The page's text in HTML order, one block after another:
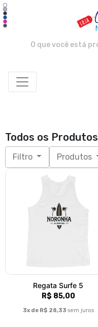
Todos os Produtos
Filtro Produtos
Regata Surfe 5
R$ 85,00
3x de R$ 28,33 sem juros